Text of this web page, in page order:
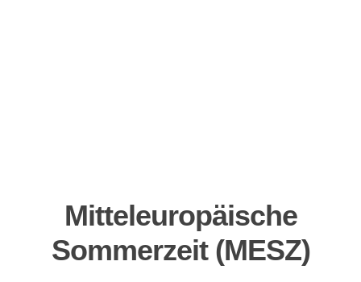
Mitteleuropäische
Sommerzeit (MESZ)